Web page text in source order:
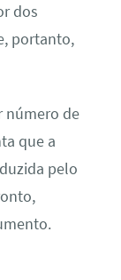
dos
portanto,
número de
que a
pelo